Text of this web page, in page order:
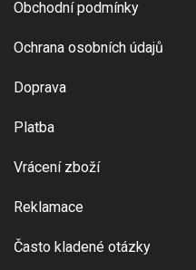
Obchodní podmínky
Ochrana osobních údajů
Doprava
Platba
Vrácení zboží
Reklamace
Často kladené otázky